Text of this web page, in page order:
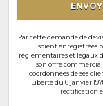
Par cette demande de
soient enregistrées
réglementaires et légaux
son offre
coordonnées de ses
Liberté du 6 janvier
rectification